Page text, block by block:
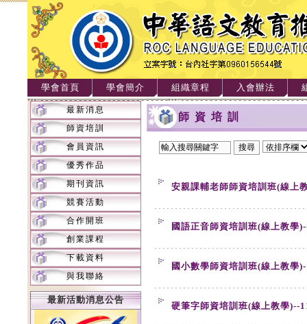
學會首頁 學會簡介 組織章程 入會辦法
最新消息
師資培訓
會員資訊
優秀作品
期刊資訊
競賽活動
合作開班
創業課程
下載資料
與我聯絡
最新活動消息公告
師資培訓
安親課輔老師師資培訓班(線上
國語正音師資培訓班(線上教學
國小數學師資培訓班(線上教學
硬筆字師資培訓班(線上教學)--